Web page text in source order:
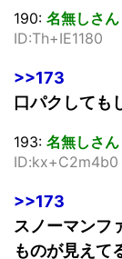
190: 名無しさん
ID:Th+IE1180
>>173
口パクしても
193: 名無しさん
ID:kx+C2m4b0
>>173
スノーマンフ
ものが見えて